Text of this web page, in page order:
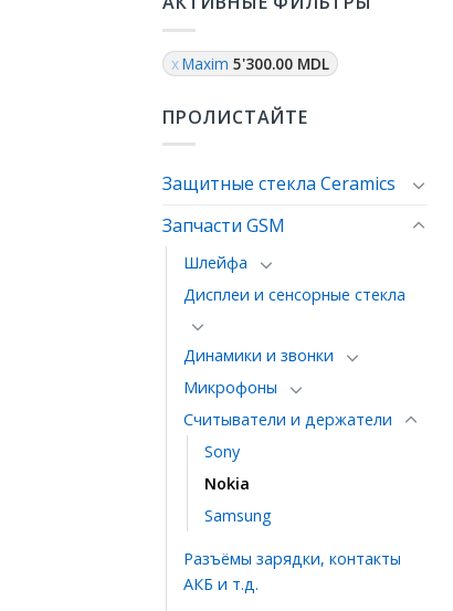
Maxim 5'300.00 MDL
ПРОЛИСТАЙТЕ
Защитные стекла Ceramics
Запчасти GSM
Шлейфа
Дисплеи и сенсорные стекла
Динамики и звонки
Микрофоны
Считыватели и держатели
Sony
Nokia
Samsung
Разъёмы зарядки, контакты
АКБ и т.д.